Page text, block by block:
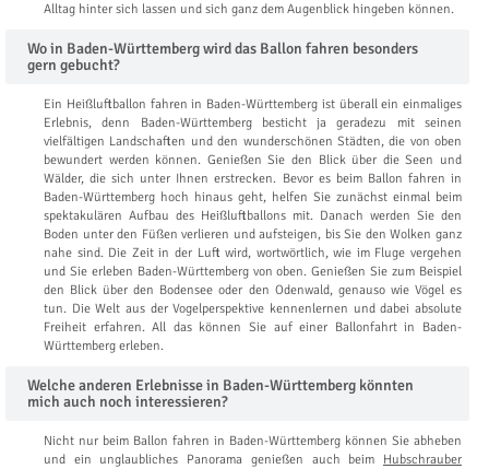
Alltag hinter sich lassen und sich ganz dem Augenblick hingeben können.
Wo in Baden-Württemberg wird das Ballon fahren besonders
gern gebucht?
Ein Heißluftballon fahren in Baden-Württemberg ist überall ein einmaliges
Erlebnis, denn Baden-Württemberg besticht ja geradezu mit seinen
vielfältigen Landschaften und den wunderschönen Städten, die von oben
bewundert werden können. Genießen Sie den Blick über die Seen und
Wälder, die sich unter Ihnen erstrecken. Bevor es beim Ballon fahren in
Baden-Württemberg hoch hinaus geht, helfen Sie zunächst einmal beim
spektakulären Aufbau des Heißluftballons mit. Danach werden Sie den
Boden unter den Füßen verlieren und aufsteigen, bis Sie den Wolken ganz
nahe sind. Die Zeit in der Luft wird, wortwörtlich, wie im Fluge vergehen
und Sie erleben Baden-Württemberg von oben. Genießen Sie zum Beispiel
den Blick über den Bodensee oder den Odenwald, genauso wie Vögel es
tun. Die Welt aus der Vogelperspektive kennenlernen und dabei absolute
Freiheit erfahren. All das können Sie auf einer Ballonfahrt in Baden-
Württemberg erleben.
Welche anderen Erlebnisse in Baden-Württemberg könnten
mich auch noch interessieren?
Nicht nur beim Ballon fahren in Baden-Württemberg können Sie abheben
und ein unglaubliches Panorama genießen auch beim Hubschrauber